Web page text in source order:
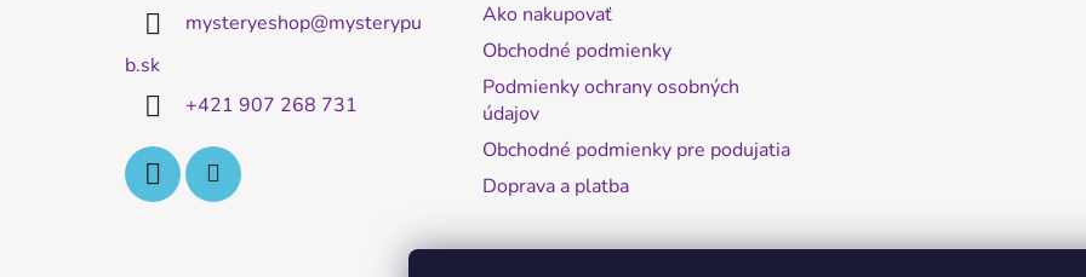
mysteryeshop@mysterypu
b.sk
+421 907 268 731
Ako nakupovať
Obchodné podmienky
Podmienky ochrany osobných
údajov
Obchodné podmienky pre podujatia
Doprava a platba